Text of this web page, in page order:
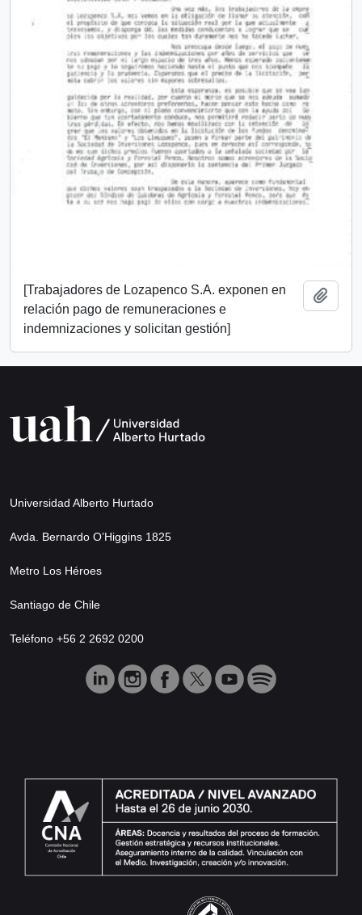
[Trabajadores de Lozapenco S.A. exponen en
relación pago de remuneraciones e
indemnizaciones y solicitan gestión]
Universidad Alberto Hurtado
Avda. Bernardo O’Higgins 1825
Metro Los Héroes
Santiago de Chile
Teléfono +56 2 2692 0200